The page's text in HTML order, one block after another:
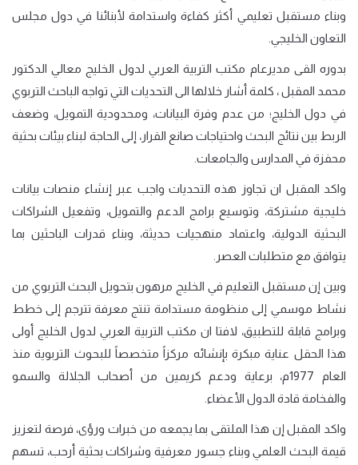
وبناء مستقبل تعليمي أكثر كفاءة واستدامة لأبنائنا في دول مجلس
التعاون الخليجي
بدوره القى مديرعام مكتب التربية العربي لدول الخليج معالي الدكتور
محمد المقبل ، كلمة أشار خلالها الى التحديات التي تواجه الباحث التربوي
في دول الخليج؛ من عدم وفرة البيانات، ومحدودية التمويل، وضعف
الربط بين نتائج البحث واحتياجات صانع القرار، إلى الحاجة لبناء بيئات بحثية
محفزة في المدارس والجامعات.
واكد المقبل ان تجاوز هذه التحديات واجب عبر إنشاء منصات بيانات
خليجية مشتركة، وتوسيع برامج الدعم والتمويل، وتفعيل الشراكات
البحثية الدولية، واعتماد منهجيات حديثة، وبناء قدرات الباحثين بما
يتوافق مع متطلبات العصر
وبين إن مستقبل التعليم في الخليج مرهون بتحويل البحث التربوي من
نشاط موسمي إلى منظومة مستدامة تنتج معرفة تترجم إلى خطط
وبرامج قابلة للتطبيق، لافتا ان مكتب التربية العربي لدول الخليج أولى
هذا الحقل عناية مبكرة بإنشائه مركزاً متخصصاً للبحوث التربوية منذ
العام 1977م، برعاية ودعم كريمين من أصحاب الجلالة والسمو
والفخامة قادة الدول الأعضاء.
واكد المقبل إن هذا الملتقى بما يجمعه من خبرات ورؤى، فرصة لتعزيز
قيمة البحث العلمي وبناء جسور معرفية وشراكات بحثية أرحب، تسهم